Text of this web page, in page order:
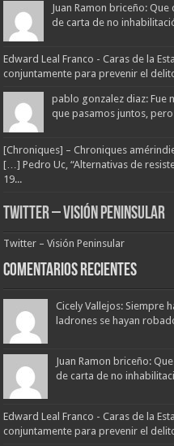
Juan Ramon briceño:
de carta de no
Edward Leal Franco - Caras de la
conjuntamente para prevenir el
pablo gonzalez diaz: Fue
que pasamos juntos,
[Chroniques] – Chroniques
[…] Pedro Uc, “Alternativas de
19...
Twitter – Visión Peninsular
Twitter – Visión Peninsular
Comentarios Recientes
Cicely Vallejos: Siempre
ladrones se hayan
Juan Ramon briceño:
de carta de no
Edward Leal Franco - Caras de la
conjuntamente para prevenir el